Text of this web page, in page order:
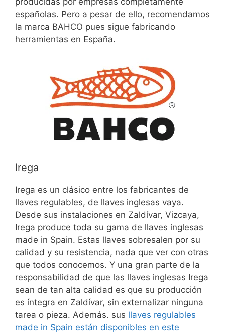
españolas. Pero a pesar de ello, recomendamos
la marca BAHCO pues sigue fabricando
herramientas en España.
Irega
Irega es un clásico entre los fabricantes de
llaves regulables, de llaves inglesas vaya.
Desde sus instalaciones en Zaldívar, Vizcaya,
Irega produce toda su gama de llaves inglesas
made in Spain. Estas llaves sobresalen por su
calidad y su resistencia, nada que ver con otras
que todos conocemos. Y una gran parte de la
responsabilidad de que las llaves inglesas Irega
sean de tan alta calidad es que su producción
es íntegra en Zaldívar, sin externalizar ninguna
tarea o pieza. Además. sus llaves regulables
made in Spain están disponibles en este